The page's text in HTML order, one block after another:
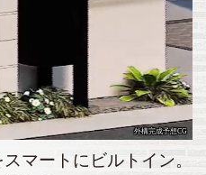
外構完成予想CG
マートにビルトイン。